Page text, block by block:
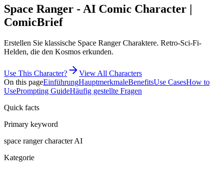
Space Ranger - AI Comic Character |
ComicBrief
Erstellen Sie klassische Space Ranger Charaktere. Retro-Sci-Fi-
Helden, die den Kosmos erkunden.
Use This Character?
View All Characters
On this pageEinführungHauptmerkmaleBenefitsUse CasesHow to
UsePrompting GuideHäufig gestellte Fragen
Quick facts
Primary keyword
space ranger character AI
Kategorie